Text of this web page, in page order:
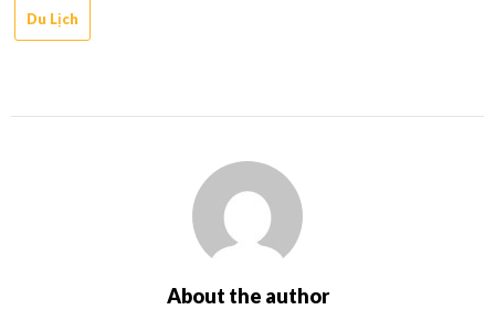
Du Lịch
About the author